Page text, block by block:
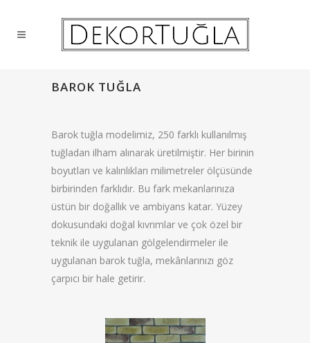
BAROK TUĞLA
Barok tuğla modelimiz, 250 farklı kullanılmış
tuğladan ilham alınarak üretilmiştir. Her birinin
boyutları ve kalınlıkları milimetreler ölçüsünde
birbirinden farklıdır. Bu fark mekanlarınıza
üstün bir doğallık ve ambiyans katar. Yüzey
dokusundaki doğal kıvrımlar ve çok özel bir
teknik ile uygulanan gölgelendirmeler ile
uygulanan barok tuğla, mekânlarınızı göz
çarpıcı bir hale getirir.